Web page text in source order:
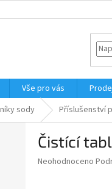
Vše pro vás
sody Příslušenství
Čistící
Průměrné
Neohodnoceno